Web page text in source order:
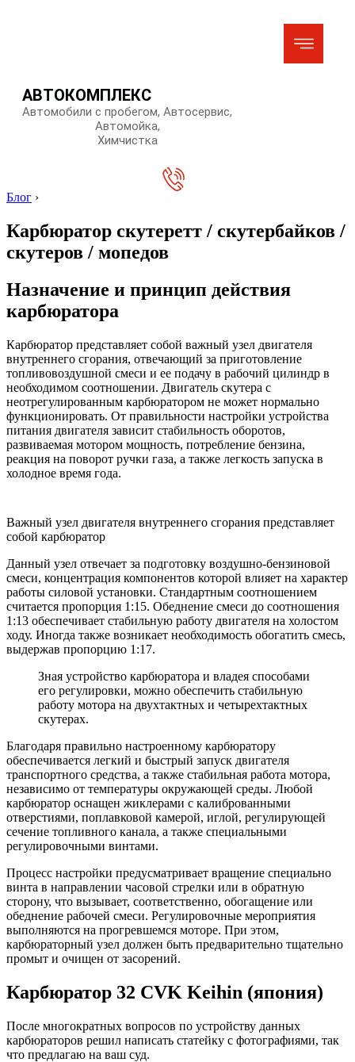
АВТОКОМПЛЕКС
Автомобили с пробегом, Автосервис,
Автомойка,
Химчистка
Блог ›
Карбюратор скутеретт / скутербайков /
скутеров / мопедов
Назначение и принцип действия
карбюратора
Карбюратор представляет собой важный узел двигателя
внутреннего сгорания, отвечающий за приготовление
топливовоздушной смеси и ее подачу в рабочий цилиндр в
необходимом соотношении. Двигатель скутера с
неотрегулированным карбюратором не может нормально
функционировать. От правильности настройки устройства
питания двигателя зависит стабильность оборотов,
развиваемая мотором мощность, потребление бензина,
реакция на поворот ручки газа, а также легкость запуска в
холодное время года.
Важный узел двигателя внутреннего сгорания представляет
собой карбюратор
Данный узел отвечает за подготовку воздушно-бензиновой
смеси, концентрация компонентов которой влияет на характер
работы силовой установки. Стандартным соотношением
считается пропорция 1:15. Обеднение смеси до соотношения
1:13 обеспечивает стабильную работу двигателя на холостом
ходу. Иногда также возникает необходимость обогатить смесь,
выдержав пропорцию 1:17.
Зная устройство карбюратора и владея способами
его регулировки, можно обеспечить стабильную
работу мотора на двухтактных и четырехтактных
скутерах.
Благодаря правильно настроенному карбюратору
обеспечивается легкий и быстрый запуск двигателя
транспортного средства, а также стабильная работа мотора,
независимо от температуры окружающей среды. Любой
карбюратор оснащен жиклерами с калиброванными
отверстиями, поплавковой камерой, иглой, регулирующей
сечение топливного канала, а также специальными
регулировочными винтами.
Процесс настройки предусматривает вращение специально
винта в направлении часовой стрелки или в обратную
сторону, что вызывает, соответственно, обогащение или
обеднение рабочей смеси. Регулировочные мероприятия
выполняются на прогревшемся моторе. При этом,
карбюраторный узел должен быть предварительно тщательно
промыт и очищен от засорений.
Карбюратор 32 CVK Keihin (япония)
После многократных вопросов по устройству данных
карбюраторов решил написать статейку с фотографиями, так
что предлагаю на ваш суд.